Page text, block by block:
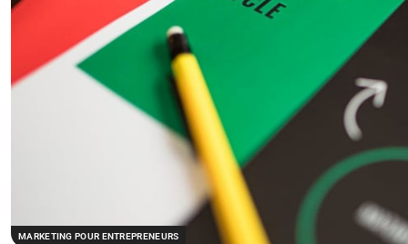
MARKETING POUR ENTREPRENEURS